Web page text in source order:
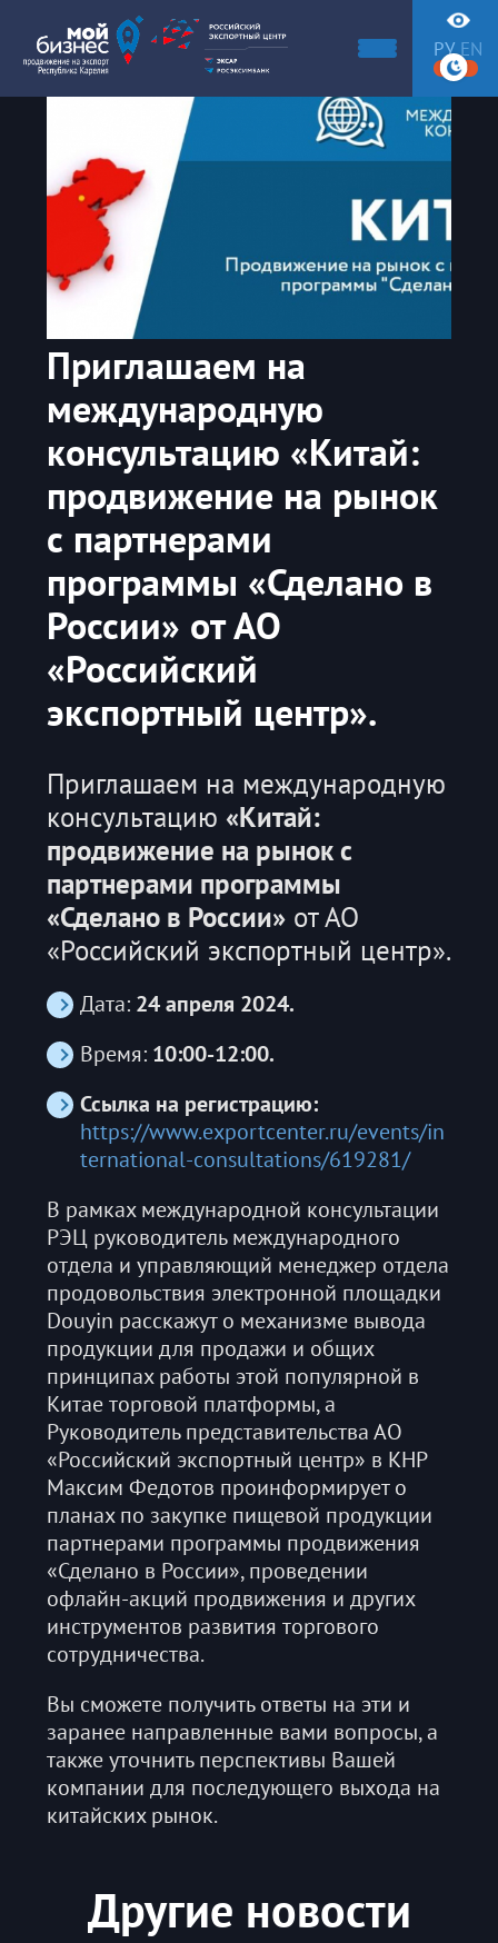
РУ EN
Приглашаем на
международную
консультацию «Китай:
продвижение на рынок
с партнерами
программы «Сделано в
России» от АО
«Российский
экспортный центр».
Приглашаем на международную
консультацию «Китай:
продвижение на рынок с
партнерами программы
«Сделано в России» от АО
«Российский экспортный центр».
Дата: 24 апреля 2024.
Время: 10:00-12:00.
Ссылка на регистрацию:
https://www.exportcenter.ru/events/in
ternational-consultations/619281/
В рамках международной консультации
РЭЦ руководитель международного
отдела и управляющий менеджер отдела
продовольствия электронной площадки
Douyin расскажут о механизме вывода
продукции для продажи и общих
принципах работы этой популярной в
Китае торговой платформы, а
Руководитель представительства АО
«Российский экспортный центр» в КНР
Максим Федотов проинформирует о
планах по закупке пищевой продукции
партнерами программы продвижения
«Сделано в России», проведении
офлайн-акций продвижения и других
инструментов развития торгового
сотрудничества.
Вы сможете получить ответы на эти и
заранее направленные вами вопросы, а
также уточнить перспективы Вашей
компании для последующего выхода на
китайских рынок.
Другие новости